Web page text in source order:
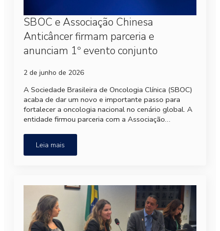
SBOC e Associação Chinesa
Anticâncer firmam parceria e
anunciam 1º evento conjunto
2 de junho de 2026
A Sociedade Brasileira de Oncologia Clínica (SBOC)
acaba de dar um novo e importante passo para
fortalecer a oncologia nacional no cenário global. A
entidade firmou parceria com a Associação…
Leia mais